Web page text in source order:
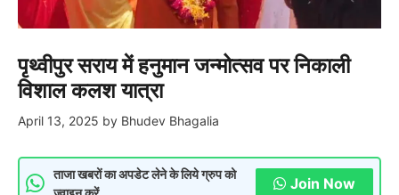
पृथ्वीपुर सराय में हनुमान जन्मोत्सव पर निकाली
विशाल कलश यात्रा
April 13, 2025 by Bhudev Bhagalia
ताजा खबरों का अपडेट लेने के लिये ग्रुप को
Join Now